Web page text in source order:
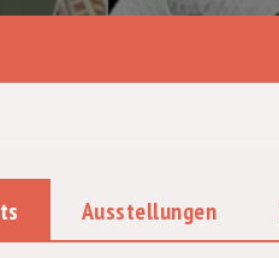
Ausstellungen